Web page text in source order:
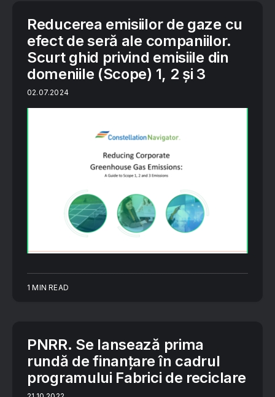
Reducerea emisiilor de gaze cu
efect de seră ale companiilor.
Scurt ghid privind emisiile din
domeniile (Scope) 1, 2 și 3
02.07.2024
1 MIN READ
PNRR. Se lansează prima
rundă de finanțare în cadrul
programului Fabrici de reciclare